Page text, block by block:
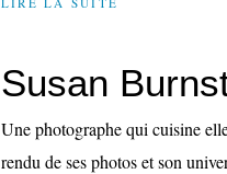
Susan
Une photographe qui cuisine
rendu de ses photos et son